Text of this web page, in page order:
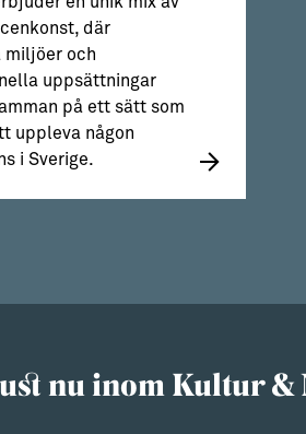
där
miljöer och
uppsättningar
på ett sätt som
uppleva någon
i Sverige.
nu inom Kultur &